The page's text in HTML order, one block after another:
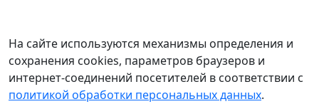
На сайте используются механизмы определения и
сохранения cookies, параметров браузеров и
интернет-соединений посетителей в соответствии с
политикой обработки персональных данных.